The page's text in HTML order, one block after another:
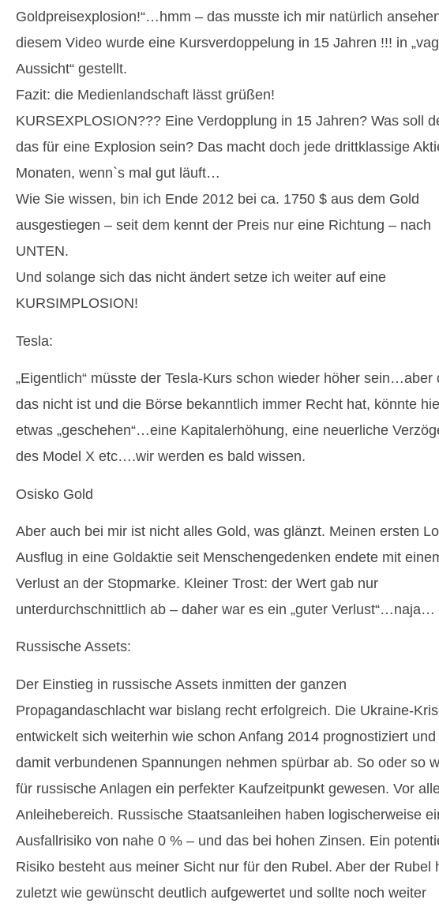
Goldpreisexplosion!“…hmm – das musste ich mir natürlich
diesem Video wurde eine Kursverdoppelung in 15 Jahren !!! in
Aussicht“ gestellt.
Fazit: die Medienlandschaft lässt grüßen!
KURSEXPLOSION??? Eine Verdopplung in 15 Jahren? Was soll
das für eine Explosion sein? Das macht doch jede drittklassige
Monaten, wenn`s mal gut läuft…
Wie Sie wissen, bin ich Ende 2012 bei ca. 1750 $ aus dem Gold
ausgestiegen – seit dem kennt der Preis nur eine Richtung – nach
UNTEN.
Und solange sich das nicht ändert setze ich weiter auf eine
KURSIMPLOSION!
Tesla:
„Eigentlich“ müsste der Tesla-Kurs schon wieder höher sein…aber
das nicht ist und die Börse bekanntlich immer Recht hat, könnte
etwas „geschehen“…eine Kapitalerhöhung, eine neuerliche
des Model X etc….wir werden es bald wissen.
Osisko Gold
Aber auch bei mir ist nicht alles Gold, was glänzt. Meinen ersten
Ausflug in eine Goldaktie seit Menschengedenken endete mit
Verlust an der Stopmarke. Kleiner Trost: der Wert gab nur
unterdurchschnittlich ab – daher war es ein „guter Verlust“…naja…
Russische Assets:
Der Einstieg in russische Assets inmitten der ganzen
Propagandaschlacht war bislang recht erfolgreich. Die Ukraine-
entwickelt sich weiterhin wie schon Anfang 2014 prognostiziert und
damit verbundenen Spannungen nehmen spürbar ab. So oder so
für russische Anlagen ein perfekter Kaufzeitpunkt gewesen. Vor
Anleihebereich. Russische Staatsanleihen haben logischerweise
Ausfallrisiko von nahe 0 % – und das bei hohen Zinsen. Ein
Risiko besteht aus meiner Sicht nur für den Rubel. Aber der Rubel
zuletzt wie gewünscht deutlich aufgewertet und sollte noch weiter